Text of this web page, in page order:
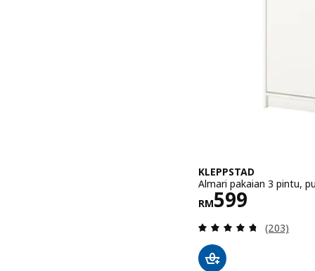
KLEPPSTAD
Almari pakaian 3 pintu,
RM599
Harga RM
Ulasan:
(203)